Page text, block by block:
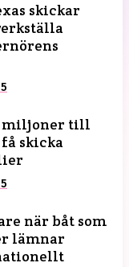
skickar
miljoner till
skicka
när båt som
lämnar